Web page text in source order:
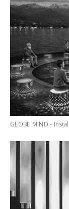
GLOBE MIND -